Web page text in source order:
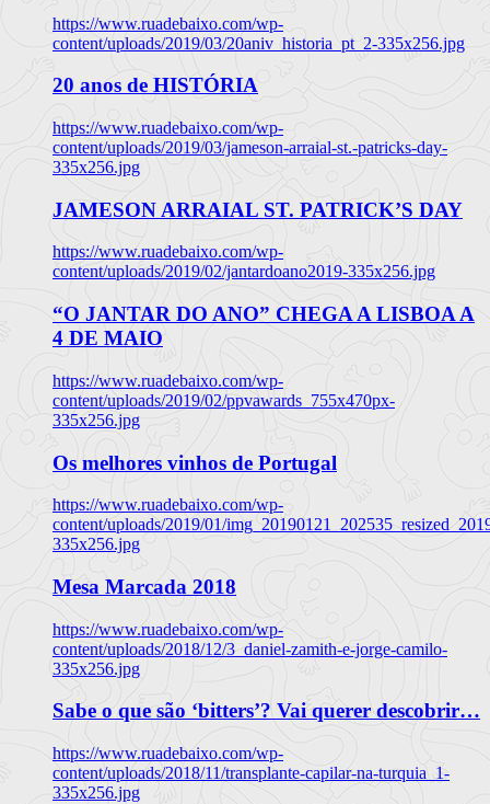
https://www.ruadebaixo.com/wp-
content/uploads/2019/03/20aniv_historia_pt_2-335x256.jpg
20 anos de HISTÓRIA
https://www.ruadebaixo.com/wp-
content/uploads/2019/03/jameson-arraial-st.-patricks-day-
335x256.jpg
JAMESON ARRAIAL ST. PATRICK’S DAY
https://www.ruadebaixo.com/wp-
content/uploads/2019/02/jantardoano2019-335x256.jpg
“O JANTAR DO ANO” CHEGA A LISBOA A
4 DE MAIO
https://www.ruadebaixo.com/wp-
content/uploads/2019/02/ppvawards_755x470px-
335x256.jpg
Os melhores vinhos de Portugal
https://www.ruadebaixo.com/wp-
content/uploads/2019/01/
335x256.jpg
Mesa Marcada 2018
https://www.ruadebaixo.com/wp-
content/uploads/2018/12/3_daniel-zamith-e-jorge-camilo-
335x256.jpg
Sabe o que são ‘bitters’? Vai querer descobrir…
https://www.ruadebaixo.com/wp-
content/uploads/2018/11/transplante-capilar-na-turquia_1-
335x256.jpg